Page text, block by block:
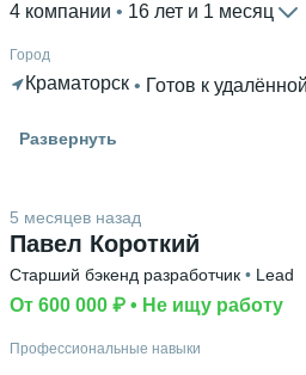
4 компании 16 лет и 1 месяц
Город
Краматорск • Готов к
Русский родной язык
Высшее образование
ДГМА
Дополнительное образование
Развернуть
Павел Короткий
5 месяцев назад
Старший бэкенд разработчик • Lead
От 600 000 ₽ • Не ищу работу
Профессиональные навыки